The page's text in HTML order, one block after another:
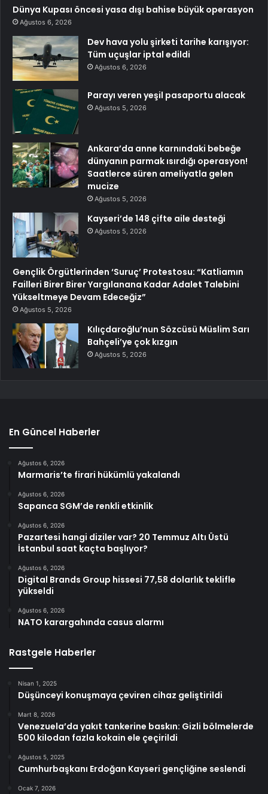
Dünya Kupası öncesi yasa dışı bahise büyük operasyon
Ağustos 6, 2026
Dev hava yolu şirketi tarihe karışıyor:
Tüm uçuşlar iptal edildi
Ağustos 6, 2026
Parayı veren yeşil pasaportu alacak
Ağustos 5, 2026
Ankara’da anne karnındaki bebeğe
dünyanın parmak ısırdığı operasyon!
Saatlerce süren ameliyatla gelen
mucize
Ağustos 5, 2026
Kayseri’de 148 çifte aile desteği
Ağustos 5, 2026
Gençlik Örgütlerinden ‘Suruç’ Protestosu: “Katliamın
Failleri Birer Birer Yargılanana Kadar Adalet Talebini
Yükseltmeye Devam Edeceğiz”
Ağustos 5, 2026
Kılıçdaroğlu’nun Sözcüsü Müslim Sarı
Bahçeli’ye çok kızgın
Ağustos 5, 2026
En Güncel Haberler
Ağustos 6, 2026
Marmaris’te firari hükümlü yakalandı
Ağustos 6, 2026
Sapanca SGM’de renkli etkinlik
Ağustos 6, 2026
Pazartesi hangi diziler var? 20 Temmuz Altı Üstü
İstanbul saat kaçta başlıyor?
Ağustos 6, 2026
Digital Brands Group hissesi 77,58 dolarlık teklifle
yükseldi
Ağustos 6, 2026
NATO karargahında casus alarmı
Rastgele Haberler
Nisan 1, 2025
Düşünceyi konuşmaya çeviren cihaz geliştirildi
Mart 8, 2026
Venezuela’da yakıt tankerine baskın: Gizli bölmelerde
500 kilodan fazla kokain ele çeçirildi
Ağustos 5, 2025
Cumhurbaşkanı Erdoğan Kayseri gençliğine seslendi
Ocak 7, 2026